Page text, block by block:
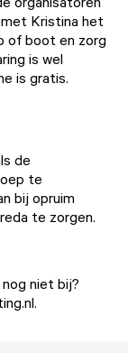
Kristina het
of boot en zorg
is wel
is gratis.
de
te
bij opruim
te zorgen.
niet bij?